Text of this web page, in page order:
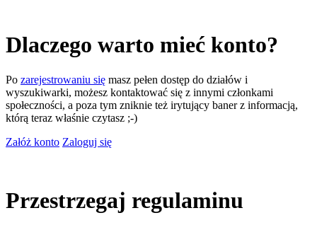
Dlaczego warto mieć konto?
Po zarejestrowaniu się masz pełen dostęp do działów i
wyszukiwarki, możesz kontaktować się z innymi członkami
społeczności, a poza tym zniknie też irytujący baner z informacją,
którą teraz właśnie czytasz ;-)
Załóż konto Zaloguj się
Przestrzegaj regulaminu